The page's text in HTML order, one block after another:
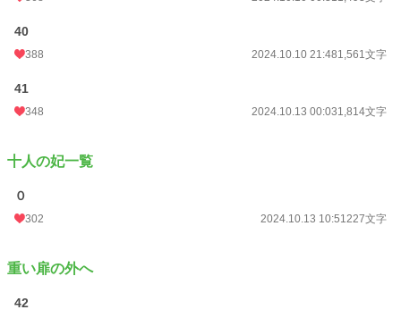
40
388 2024.10.10 21:481,561文字
41
348 2024.10.13 00:031,814文字
十人の妃一覧
０
302 2024.10.13 10:51227文字
重い扉の外へ
42